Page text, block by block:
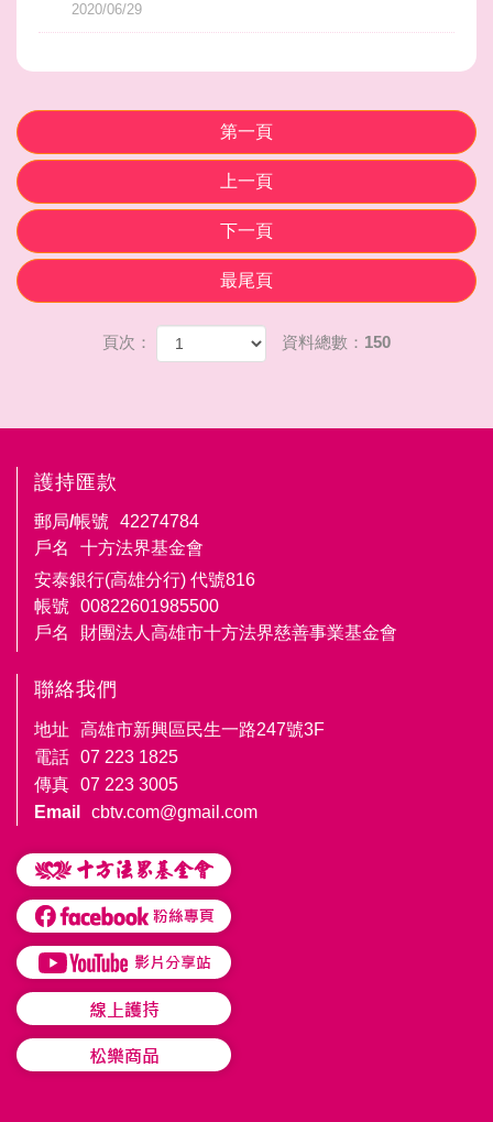
2020/06/29
第一頁
上一頁
下一頁
最尾頁
頁次： 資料總數：150
護持匯款
郵局/帳號
42274784
戶名
十方法界基金會
安泰銀行(高雄分行) 代號816
帳號
00822601985500
戶名
財團法人高雄市十方法界慈善事業基金會
聯絡我們
地址
高雄市新興區民生一路247號3F
電話 07 223 1825
傳真 07 223 3005
Email
cbtv.com@gmail.com